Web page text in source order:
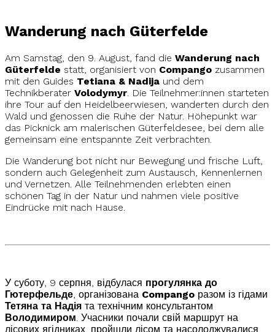
Wanderung nach Güterfelde
Am Samstag, den 9. August, fand die Wanderung nach
Güterfelde statt, organisiert von Compango zusammen
mit den Guides Tetiana & Nadija und dem
Technikberater Volodymyr. Die Teilnehmer:innen starteten
ihre Tour auf den Heidelbeerwiesen, wanderten durch den
Wald und genossen die Ruhe der Natur. Höhepunkt war
das Picknick am malerischen Güterfeldesee, bei dem alle
gemeinsam eine entspannte Zeit verbrachten.
Die Wanderung bot nicht nur Bewegung und frische Luft,
sondern auch Gelegenheit zum Austausch, Kennenlernen
und Vernetzen. Alle Teilnehmenden erlebten einen
schönen Tag in der Natur und nahmen viele positive
Eindrücke mit nach Hause.
У суботу, 9 серпня, відбулася прогулянка до
Гютерфельде, організована Compango разом із гідами
Тетяна та Надія та технічним консультантом
Володимиром. Учасники почали свій маршрут на
лісових ягідниках, пройшли лісом та насолоджувалися